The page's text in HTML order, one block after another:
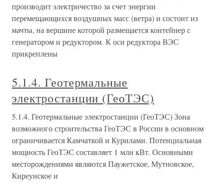
производит электричество за счет энергии
перемещающихся воздушных масс (ветра) и состоит из
мачты, на вершине которой размещается контейнер с
генератором и редуктором. К оси редуктора ВЭС
прикреплены
5.1.4. Геотермальные
электростанции (ГеоТЭС)
5.1.4. Геотермальные электростанции (ГеоТЭС) Зона
возможного строительства ГеоТЭС в России в основном
ограничивается Камчаткой и Курилами. Потенциальная
мощность ГеоТЭС составляет 1 млн кВт. Основными
месторождениями являются Паужетское, Мутновское,
Киреунское и